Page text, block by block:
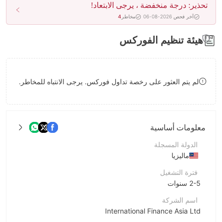
8
9
9
تحذير: درجة منخفضة ، يرجى الابتعاد!
آخر فحص 2026-08-06 مخاطر 4
هيئة تنظيم الفوركس
لم يتم العثور على رخصة تداول فوركس. يرجى الانتباه للمخاطر.
معلومات أساسية
الدولة المسجلة
ماليزيا
فترة التشغيل
2-5 سنوات
اسم الشركة
International Finance Asia Ltd